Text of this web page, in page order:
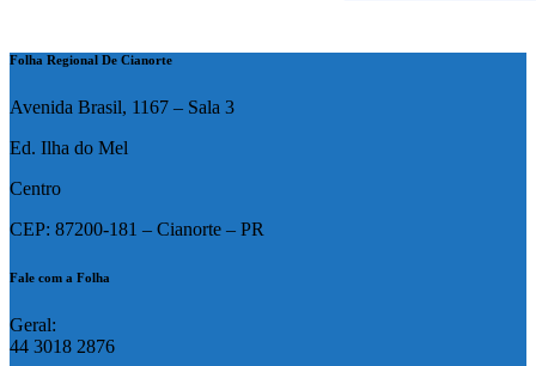
Folha Regional De Cianorte
Avenida Brasil, 1167 – Sala 3
Ed. Ilha do Mel
Centro
CEP: 87200-181 – Cianorte – PR
Fale com a Folha
Geral:
44 3018 2876